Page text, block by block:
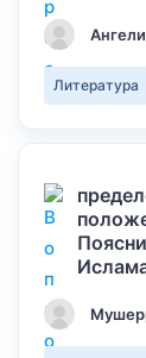
Литература